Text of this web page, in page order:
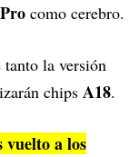
como cerebro.
tanto la versión
chips A18.
vuelto a los